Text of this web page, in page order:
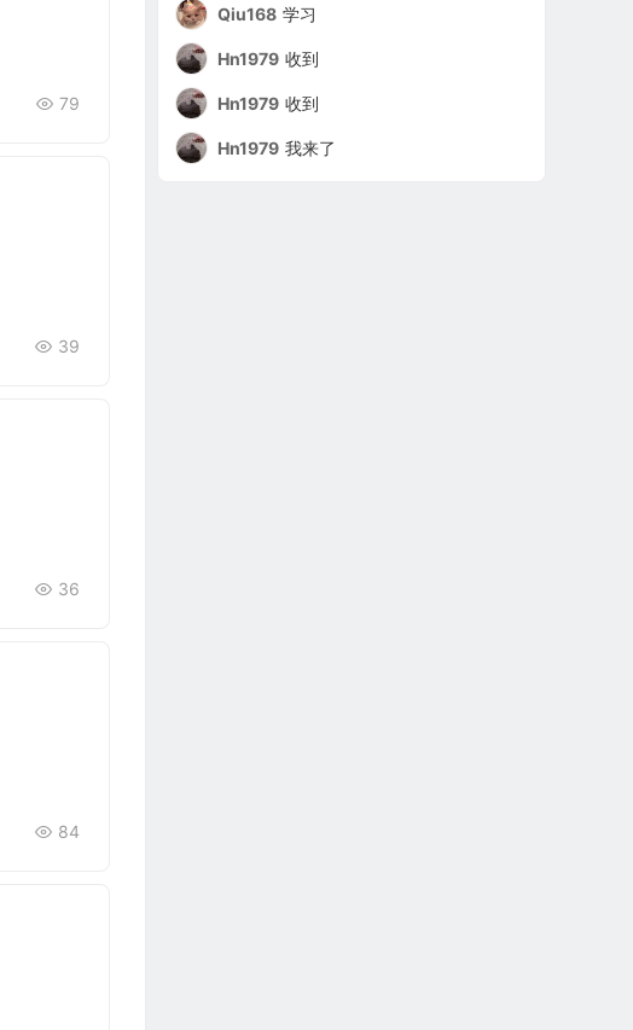
79
39
36
84
Qiu168 学习
Hn1979 收到
Hn1979 收到
Hn1979 我来了